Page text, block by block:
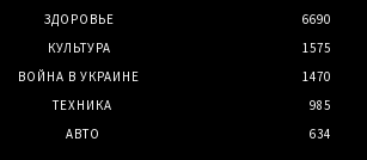
ЗДОРОВЬЕ
6690
КУЛЬТУРА
1575
ВОЙНА В УКРАИНЕ
1470
ТЕХНИКА
985
АВТО
634